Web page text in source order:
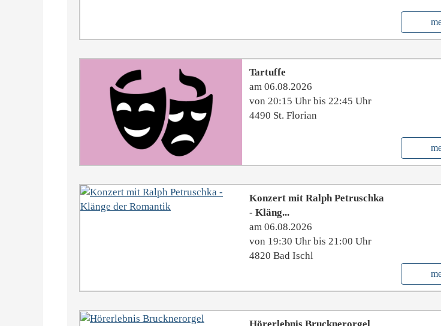
Tartuffe
am 06.08.2026
von 20:15 Uhr bis 22:45 Uhr
4490 St. Florian
Konzert mit Ralph Petruschka
- Kläng...
am 06.08.2026
von 19:30 Uhr bis 21:00 Uhr
4820 Bad Ischl